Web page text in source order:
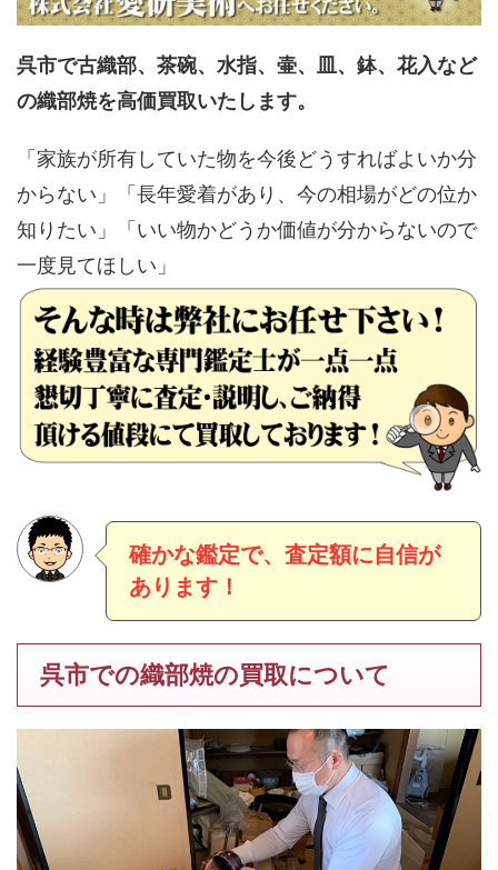
呉市で古織部、茶碗、水指、壷、皿、鉢、花入など
の織部焼を高価買取いたします。
「家族が所有していた物を今後どうすればよいか分
からない」「長年愛着があり、今の相場がどの位か
知りたい」「いい物かどうか価値が分からないので
一度見てほしい」
確かな鑑定で、査定額に自信が
あります！
呉市での織部焼の買取について